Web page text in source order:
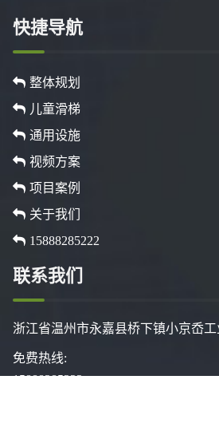
快捷导航
整体规划
儿童滑梯
通用设施
视频方案
项目案例
关于我们
15888285222
联系我们
浙江省温州市永嘉县桥下镇小京岙工
免费热线:
15888285222